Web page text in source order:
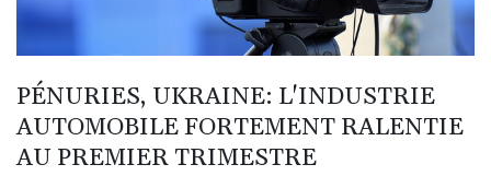
PÉNURIES, UKRAINE: L'INDUSTRIE
AUTOMOBILE FORTEMENT RALENTIE
AU PREMIER TRIMESTRE